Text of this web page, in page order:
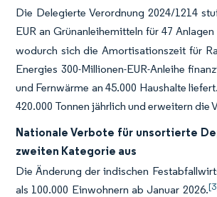
Die Delegierte Verordnung 2024/1214
EUR an Grünanleihemitteln für 47
wodurch sich die Amortisationszeit für
Energies 300-Millionen-EUR-Anleihe
und Fernwärme an 45.000 Haushalte
420.000 Tonnen jährlich und erweitern
Nationale Verbote für unsortierte
zweiten Kategorie aus
Die Änderung der indischen
als 100.000 Einwohnern ab Januar 2026.